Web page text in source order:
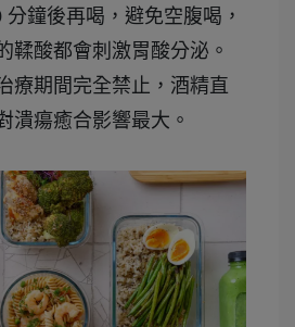
鐘後再喝，避免空腹喝，
鞣酸都會刺激胃酸分泌。
療期間完全禁止，酒精直
潰瘍癒合影響最大。